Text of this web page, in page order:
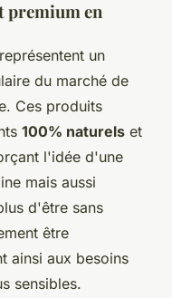
premium en
représentent un
du marché de
Ces produits
100% naturels et
l'idée d'une
mais aussi
d'être sans
être
ainsi aux besoins
sensibles.